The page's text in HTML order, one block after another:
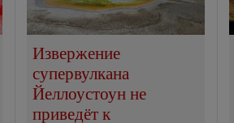
Извержение
супервулкана
Йеллоустоун не
приведёт к